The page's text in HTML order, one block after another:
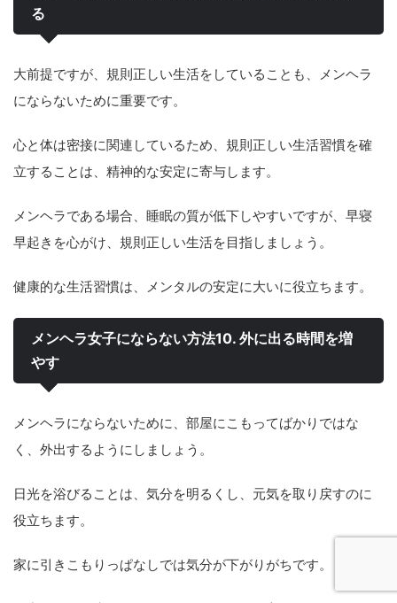
る
大前提ですが、規則正しい生活をしていることも、メンヘラ
にならないために重要です。
心と体は密接に関連しているため、規則正しい生活習慣を確
立することは、精神的な安定に寄与します。
メンヘラである場合、睡眠の質が低下しやすいですが、早寝
早起きを心がけ、規則正しい生活を目指しましょう。
健康的な生活習慣は、メンタルの安定に大いに役立ちます。
メンヘラ女子にならない方法10. 外に出る時間を増
やす
メンヘラにならないために、部屋にこもってばかりではな
く、外出するようにしましょう。
日光を浴びることは、気分を明るくし、元気を取り戻すのに
役立ちます。
家に引きこもりっぱなしでは気分が下がりがちです。